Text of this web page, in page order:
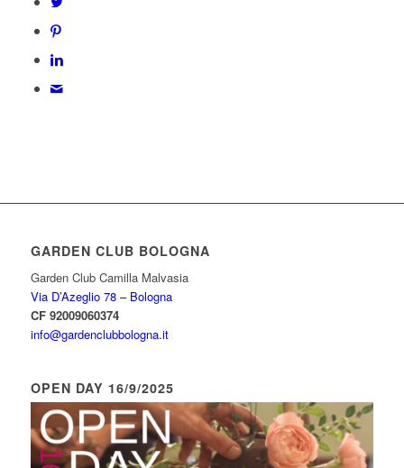
GARDEN CLUB BOLOGNA
Garden Club Camilla Malvasia
Via D’Azeglio 78 – Bologna
CF 92009060374
info@gardenclubbologna.it
OPEN DAY 16/9/2025